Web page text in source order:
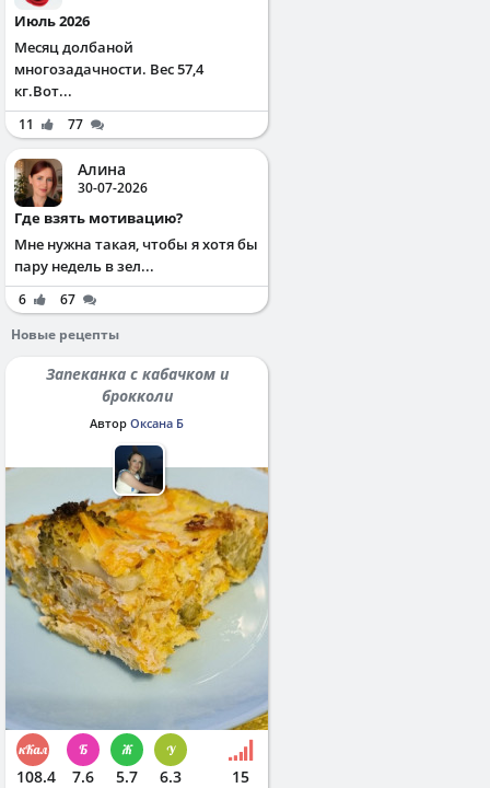
Июль 2026
Месяц долбаной
многозадачности. Вес 57,4
кг.Вот...
11 77
Алина
30-07-2026
Где взять мотивацию?
Мне нужна такая, чтобы я хотя бы
пару недель в зел...
6
67
Новые рецепты
Запеканка с кабачком и
брокколи
Автор Оксана Б
108.4 7.6 5.7 6.3 15